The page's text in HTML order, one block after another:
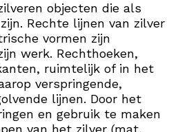
objecten die als
Rechte lijnen van zilver
vormen zijn
werk. Rechthoeken,
ruimtelijk of in het
verspringende,
lijnen. Door het
en gebruik te maken